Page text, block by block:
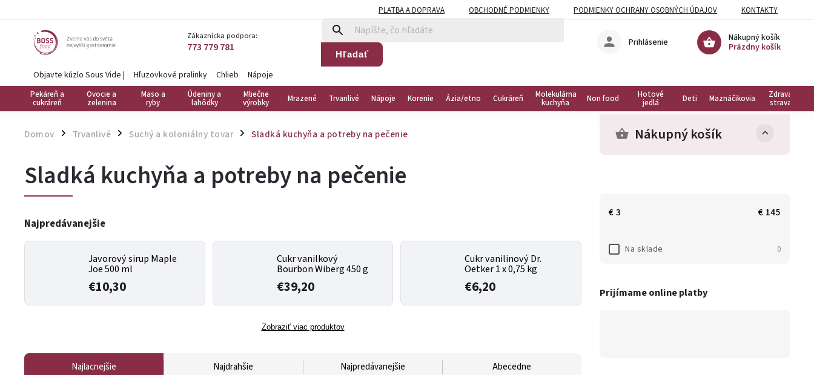
PLATBA A DOPRAVA OBCHODNÉ PODMIENKY PODMIENKY OCHRANY OSOBNÝCH ÚDAJOV KONTAKTY
Zákaznícka podpora:
773 779 781 Hľadať
Nákupný košík
Prázdny košík
Prihlásenie
Objavte kúzlo Sous Vide | Hľuzovkové pralinky Chlieb Nápoje
Pekáreň a
cukráreň
Ovocie a
zelenina
Mäso a
ryby
Údeniny a
lahôdky
Mliečne
výrobky Mrazené Trvanlivé Nápoje Korenie Ázia/etno Cukráreň Molekulárna
kuchyňa Non food Hotové
jedlá Deti Maznáčikovia Zdravá
strava
Domov / Trvanlivé / Suchý a koloniálny tovar / Sladká kuchyňa a potreby na pečenie Nákupný košík
€3 € 145
Na sklade 0
Prijímame online platby
Sladká kuchyňa a potreby na pečenie
Najpredávanejšie
Javorový sirup Maple
Joe 500 ml
€10,30
Cukr vanilkový
Bourbon Wiberg 450 g
€39,20
Cukr vanilinový Dr.
Oetker 1 x 0,75 kg
€6,20
Zobraziť viac produktov
Najlacnejšie Najdrahšie Najpredávanejšie Abecedne